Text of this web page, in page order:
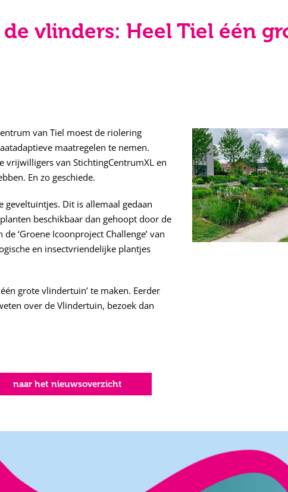
vlinders: Heel Tiel één
van Tiel moest de riolering
maatregelen te nemen.
vrijwilligers van StichtingCentrumXL en
En zo geschiede.
Dit is allemaal gedaan
beschikbaar dan gehoopt door de
‘Groene Icoonproject Challenge’ van
en insectvriendelijke plantjes
grote vlindertuin’ te maken. Eerder
over de Vlindertuin, bezoek dan
naar het nieuwsoverzicht